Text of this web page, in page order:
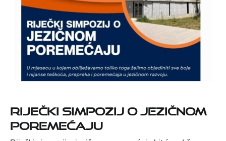
RIJEČKI SIMPOZIJ O JEZIČNOM
POREMEĆAJU